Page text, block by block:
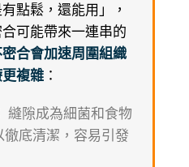
點鬆，還能用」，
可能帶來一連串的
合會加速周圍組織
複雜 ：
縫隙成為細菌和食物
底清潔，容易引發